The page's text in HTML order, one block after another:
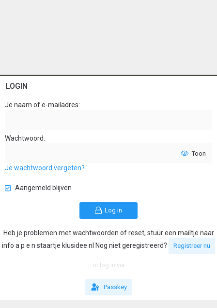
LOGIN
Je naam of e-mailadres
Wachtwoord
Toon
Je wachtwoord vergeten?
Aangemeld blijven
Log in
Heb je problemen met wachtwoorden of reset, stuur een mailtje naar
info a p e n staartje klusidee nl Nog niet geregistreerd?
Registreer nu
or log in via
Passkey